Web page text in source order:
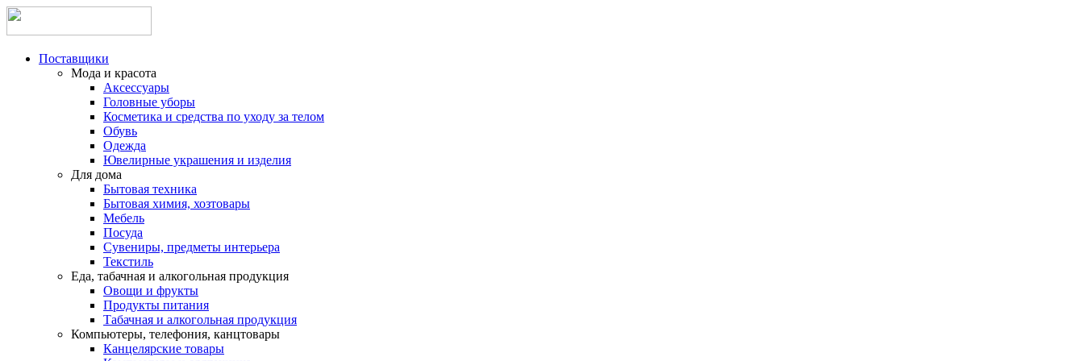
Поставщики
Мода и красота
Аксессуары
Головные уборы
Косметика и средства по уходу за телом
Обувь
Одежда
Ювелирные украшения и изделия
Для дома
Бытовая техника
Бытовая химия, хозтовары
Мебель
Посуда
Сувениры, предметы интерьера
Текстиль
Еда, табачная и алкогольная продукция
Овощи и фрукты
Продукты питания
Табачная и алкогольная продукция
Компьютеры, телефония, канцтовары
Канцелярские товары